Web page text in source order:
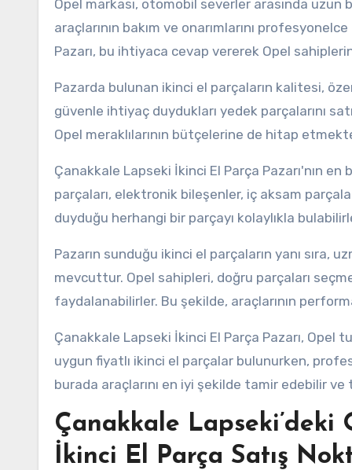
Opel markası, otomobil severler arasında uzun
araçlarının bakım ve onarımlarını
Pazarı, bu ihtiyaca cevap vererek Opel
Pazarda bulunan ikinci el parçaların kalitesi,
güvenle ihtiyaç duydukları yedek parçalarını
Opel meraklılarının bütçelerine de hitap
Çanakkale Lapseki İkinci El Parça Pazarı'nın
parçaları, elektronik bileşenler, iç aksam
duyduğu herhangi bir parçayı kolaylıkla
Pazarın sunduğu ikinci el parçaların yanı sıra,
mevcuttur. Opel sahipleri, doğru parçaları
faydalanabilirler. Bu şekilde, araçlarının
Çanakkale Lapseki İkinci El Parça Pazarı, Opel
uygun fiyatlı ikinci el parçalar bulunurken,
burada araçlarını en iyi şekilde tamir edebilir
Çanakkale
İkinci El Parça Satış